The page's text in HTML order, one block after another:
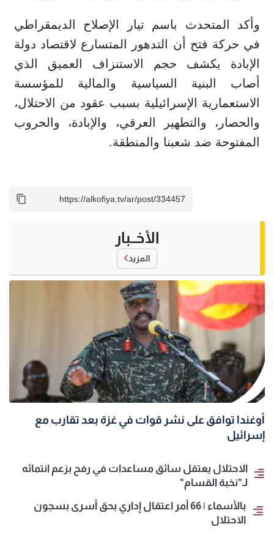
وأكد المتحدث باسم تيار الإصلاح الديمقراطي
في حركة فتح أن التدهور المتسارع لاقتصاد دولة
الإبادة يكشف حجم الاستنزاف العميق الذي
أصاب البنية السياسية والمالية للمؤسسة
الاستعمارية الإسرائيلية بسبب عقود من الاحتلال،
والحصار، والتطهير العرقي، والإبادة، والحروب
المفتوحة ضد شعبنا والمنطقة.
الأخــبار
المزيد
أوغندا توافق على نشر قوات في غزة بعد تقارب مع
إسرائيل
الاحتلال يعتقل سائق مساعدات في رفح بزعم انتمائه
لـ"نخبة القسام"
بالأسماء | 66 أمر اعتقال إداري بحق أسرى بسجون
الاحتلال